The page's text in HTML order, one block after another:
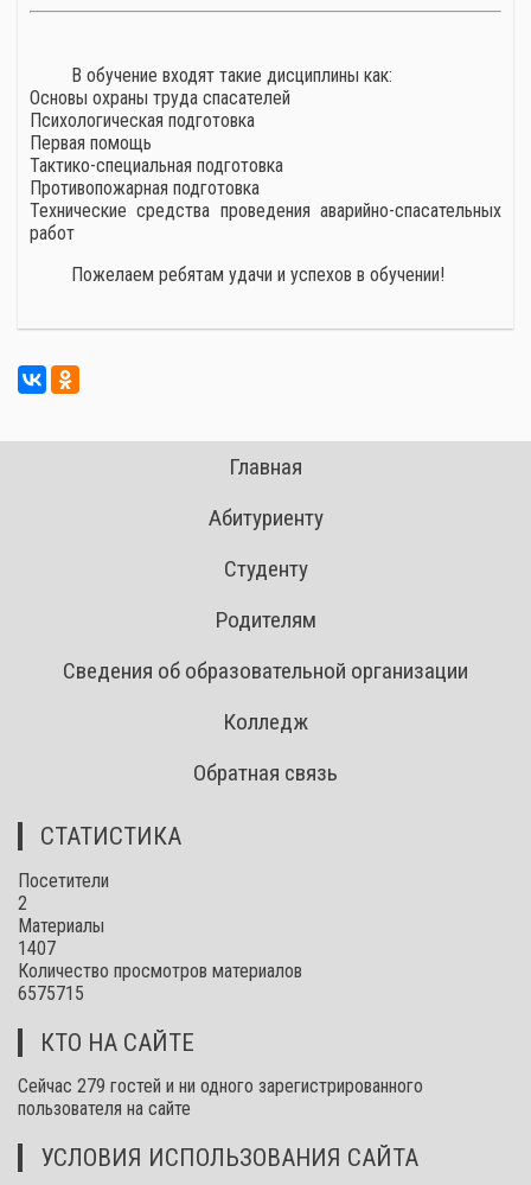
В обучение входят такие дисциплины как:
Основы охраны труда спасателей
Психологическая подготовка
Первая помощь
Тактико-специальная подготовка
Противопожарная подготовка
Технические средства проведения аварийно-спасательных
работ
Пожелаем ребятам удачи и успехов в обучении!
Главная
Абитуриенту
Студенту
Родителям
Сведения об образовательной организации
Колледж
Обратная связь
СТАТИСТИКА
Посетители
2
Материалы
1407
Количество просмотров материалов
6575715
КТО НА САЙТЕ
Сейчас 279 гостей и ни одного зарегистрированного
пользователя на сайте
УСЛОВИЯ ИСПОЛЬЗОВАНИЯ САЙТА